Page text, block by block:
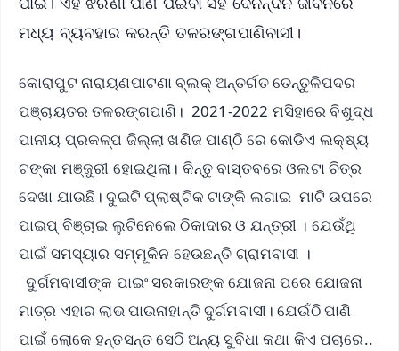
ମଧ୍ୟ ବ୍ୟବହାର କରନ୍ତି ତଳରଙ୍ଗପାଣିବାସୀ।
କୋରାପୁଟ ନାରାୟଣପାଟଣା ବ୍ଲକ୍ ଅନ୍ତର୍ଗତ ତେନ୍ତୁଳିପଦର
ପଞ୍ଚାୟତର ତଳରଙ୍ଗପାଣି। 2021-2022 ମସିହାରେ ବିଶୁଦ୍ଧ
ପାନୀୟ ପ୍ରକଳ୍ପ ଜିଲ୍ଲା ଖଣିଜ ପାଣ୍ଠି ରେ କୋଡିଏ ଲକ୍ଷ୍ୟ
ଟଙ୍କା ମଞ୍ଜୁରୀ ହୋଇଥିଲା। କିନ୍ତୁ ବାସ୍ତବରେ ଓଲଟା ଚିତ୍ର
ଦେଖା ଯାଉଛି। ଦୁଇଟି ପ୍ଲାଷ୍ଟିକ ଟାଙ୍କି ଲଗାଇ ମାଟି ଉପରେ
ପାଇପ୍ ବିଞ୍ଚାଇ ଲୁଟିନେଲେ ଠିକାଦାର ଓ ଯନ୍ତ୍ରୀ । ଯେଉଁଥି
ପାଇଁ ସମସ୍ୟାର ସମ୍ମୂକିନ ହେଉଛନ୍ତି ଗ୍ରାମବାସୀ ।
ଦୁର୍ଗମବାସୀଙ୍କ ପାଇଂ ସରକାରଙ୍କ ଯୋଜନା ପରେ ଯୋଜନା
ମାତ୍ର ଏହାର ଲାଭ ପାଉନାହାନ୍ତି ଦୁର୍ଗମବାସୀ। ଯେଉଁଠି ପାଣି
ପାଇଁ ଲୋକେ ହନ୍ତସନ୍ତ ସେଠି ଅନ୍ୟ ସୁବିଧା କଥା କିଏ ପଚାରେ..